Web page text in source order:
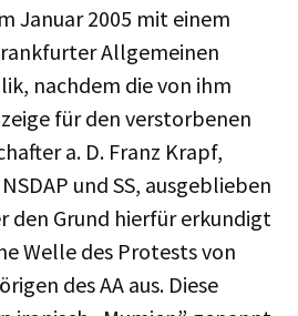
Januar 2005 mit einem
Allgemeinen
nachdem die von ihm
für den verstorbenen
a. D. Franz Krapf,
und SS, ausgeblieben
den Grund hierfür erkundigt
Welle des Protests von
des AA aus. Diese